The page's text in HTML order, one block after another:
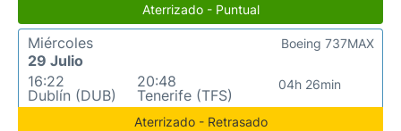
Aterrizado - Puntual
Miércoles
29 Julio
16:22
Dublín (DUB)
20:48
Tenerife (TFS)
04h 26min
Boeing 737MAX
Aterrizado - Retrasado